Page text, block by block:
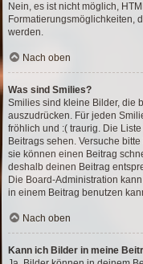
Nein, es ist nicht möglich,
Formatierungsmöglichkeiten,
werden.
Nach oben
Was sind Smilies?
Smilies sind kleine Bilder, die
auszudrücken. Für jeden
fröhlich und :( traurig. Die
Beitrags sehen. Versuche
sie können einen Beitrag
deshalb deinen Beitrag
Die Board-Administration
in einem Beitrag benutzen
Nach oben
Kann ich Bilder in meine